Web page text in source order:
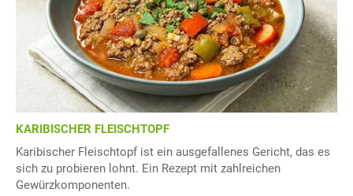
KARIBISCHER FLEISCHTOPF
Karibischer Fleischtopf ist ein ausgefallenes Gericht, das es
sich zu probieren lohnt. Ein Rezept mit zahlreichen
Gewürzkomponenten.